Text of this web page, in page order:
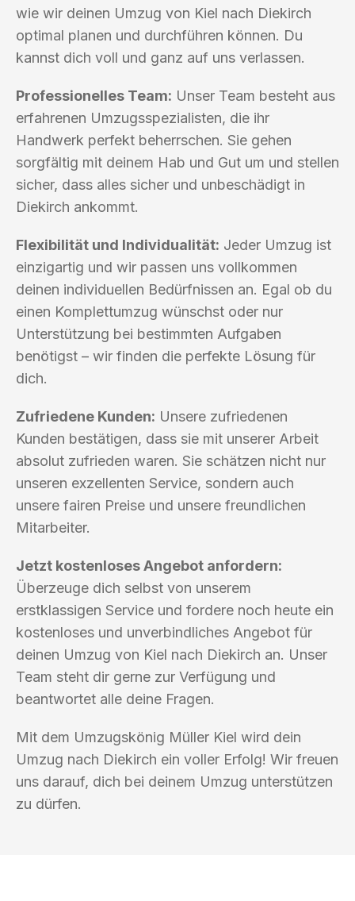
wie wir deinen Umzug von Kiel nach Diekirch
optimal planen und durchführen können. Du
kannst dich voll und ganz auf uns verlassen.
Professionelles Team: Unser Team besteht aus
erfahrenen Umzugsspezialisten, die ihr
Handwerk perfekt beherrschen. Sie gehen
sorgfältig mit deinem Hab und Gut um und stellen
sicher, dass alles sicher und unbeschädigt in
Diekirch ankommt.
Flexibilität und Individualität: Jeder Umzug ist
einzigartig und wir passen uns vollkommen
deinen individuellen Bedürfnissen an. Egal ob du
einen Komplettumzug wünschst oder nur
Unterstützung bei bestimmten Aufgaben
benötigst – wir finden die perfekte Lösung für
dich.
Zufriedene Kunden: Unsere zufriedenen
Kunden bestätigen, dass sie mit unserer Arbeit
absolut zufrieden waren. Sie schätzen nicht nur
unseren exzellenten Service, sondern auch
unsere fairen Preise und unsere freundlichen
Mitarbeiter.
Jetzt kostenloses Angebot anfordern:
Überzeuge dich selbst von unserem
erstklassigen Service und fordere noch heute ein
kostenloses und unverbindliches Angebot für
deinen Umzug von Kiel nach Diekirch an. Unser
Team steht dir gerne zur Verfügung und
beantwortet alle deine Fragen.
Mit dem Umzugskönig Müller Kiel wird dein
Umzug nach Diekirch ein voller Erfolg! Wir freuen
uns darauf, dich bei deinem Umzug unterstützen
zu dürfen.